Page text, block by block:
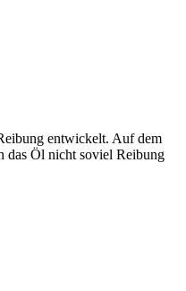
entwickelt. Auf dem
das Öl nicht soviel Reibung